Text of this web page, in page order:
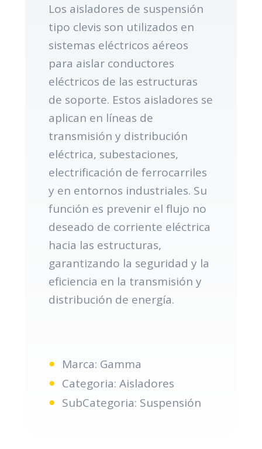
Los aisladores de suspensión
tipo clevis son utilizados en
sistemas eléctricos aéreos
para aislar conductores
eléctricos de las estructuras
de soporte. Estos aisladores se
aplican en líneas de
transmisión y distribución
eléctrica, subestaciones,
electrificación de ferrocarriles
y en entornos industriales. Su
función es prevenir el flujo no
deseado de corriente eléctrica
hacia las estructuras,
garantizando la seguridad y la
eficiencia en la transmisión y
distribución de energía.
Marca: Gamma
Categoria: Aisladores
SubCategoria: Suspensión